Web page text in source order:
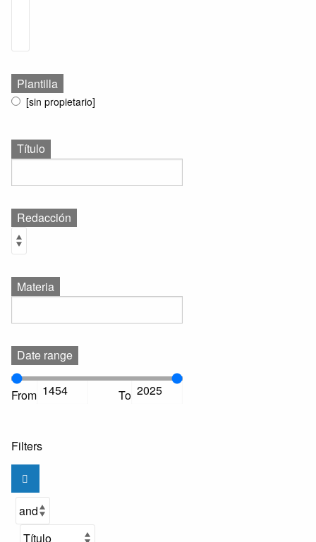
Plantilla
[sin propietario]
Título
Redacción
Materia
Date range
From To
Filters